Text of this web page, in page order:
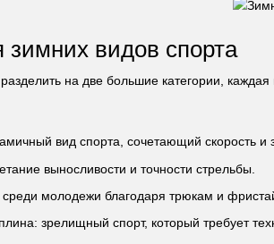
видов спорта
на две большие категории,
вид спорта, сочетающий скорость и
выносливости и точности стрельбы.
молодежи благодаря трюкам и
зрелищный спорт, который требует